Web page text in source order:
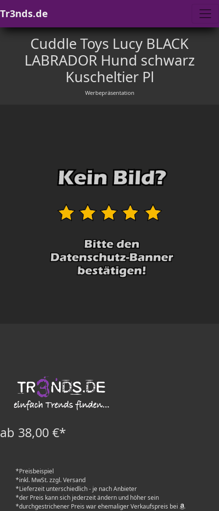
Tr3nds.de
Cuddle Toys Lucy BLACK
LABRADOR Hund schwarz
Kuscheltier Pl
Werbepräsentation
ab 38,00 €*
*Preisbeispiel
*inkl. MwSt. zzgl. Versand
*Lieferzeit unterschiedlich - je nach Anbieter
*der Preis kann sich jederzeit ändern und höher sein
*durchgestrichener Preis war ehemaliger Verkaufspreis bei